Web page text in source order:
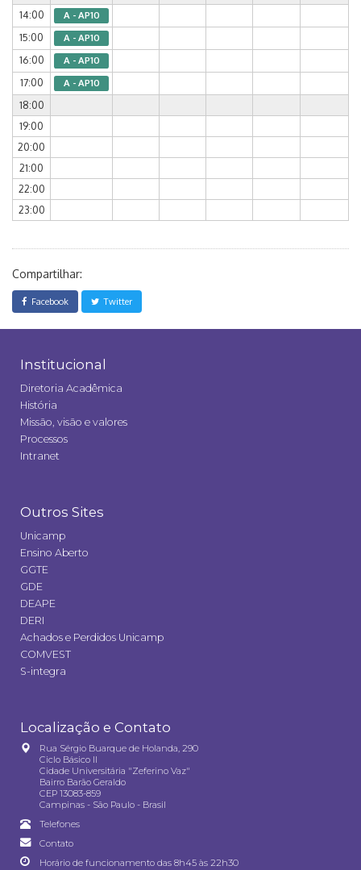
14:00
A - AP10
15:00 A - AP10
16:00 A - AP10
17:00 A - AP10
18:00
19:00
20:00
21:00
22:00
23:00
Compartilhar:
Facebook Twitter
Institucional
Diretoria Acadêmica
História
Missão, visão e valores
Processos
Intranet
Outros Sites
Unicamp
Ensino Aberto
GGTE
GDE
DEAPE
DERI
Achados e Perdidos Unicamp
COMVEST
S-integra
Localização e Contato
Rua Sérgio Buarque de Holanda, 290
Ciclo Básico II
Cidade Universitária "Zeferino Vaz"
Bairro Barão Geraldo
CEP 13083-859
Campinas - São Paulo - Brasil
Telefones
Contato
Horário de funcionamento das 8h45 às 22h30